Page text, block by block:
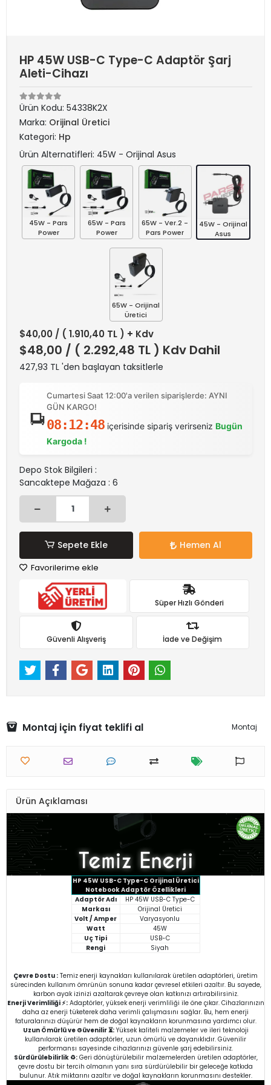
HP 45W USB-C Type-C Adaptör Şarj
Aleti-Cihazı
Ürün Kodu: 54338K2X
Marka: Orijinal Üretici
Kategori: Hp
Ürün Alternatifleri: 45W - Orijinal Asus
45W - Pars
Power
65W - Pars
Power
65W - Ver.2 -
Pars Power
45W - Orijinal
Asus
65W - Orijinal
Üretici
$40,00 / ( 1.910,40 TL ) + Kdv
$48,00 / ( 2.292,48 TL ) Kdv Dahil
427,93 TL 'den başlayan taksitlerle
Cumartesi Saat 12:00'a verilen siparişlerde: AYNI
GÜN KARGO!
08:12:48içerisinde sipariş verirseniz Bugün
Kargoda !
Depo Stok Bilgileri :
Sancaktepe Mağaza : 6
Sepete Ekle Hemen Al
Favorilerime ekle
Süper Hızlı Gönderi
Güvenli Alışveriş İade ve Değişim
Montaj için fiyat teklifi al Montaj
Ürün Açıklaması
HP 45W USB-C Type-C Orijinal Üretici
Notebook Adaptör Özellikleri
Adaptör Adı
HP 45W USB-C Type-C
Markası
Orijinal Üretici
Volt / Amper
Varyasyonlu
Watt
45W
Uç Tipi
USB-C
Rengi
Siyah
Çevre Dostu : Temiz enerji kaynakları kullanılarak üretilen adaptörleri, üretim
sürecinden kullanım ömrünün sonuna kadar çevresel etkileri azaltır. Bu sayede,
karbon ayak izinizi azaltarak çevreye olan katkınızı artırabilirsiniz.
Enerji Verimliliği ⚡:Adaptörler, yüksek enerji verimliliği ile öne çıkar. Cihazlarınızın
daha az enerji tüketerek daha verimli çalışmasını sağlar. Bu, hem enerji
faturalarınızı düşürür hem de doğal kaynakların korunmasına yardımcı olur.
Uzun Ömürlü ve Güvenilir ⏳:Yüksek kaliteli malzemeler ve ileri teknoloji
kullanılarak üretilen adaptörler, uzun ömürlü ve dayanıklıdır. Güvenilir
performansı sayesinde cihazlarınızı güvenle şarj edebilirsiniz.
Sürdürülebilirlik ♻️:Geri dönüştürülebilir malzemelerden üretilen adaptörler,
çevre dostu bir tercih olmanın yanı sıra sürdürülebilir bir geleceğe katkıda
bulunur. Atık miktarını azaltır ve doğal kaynakların korunmasını destekler.